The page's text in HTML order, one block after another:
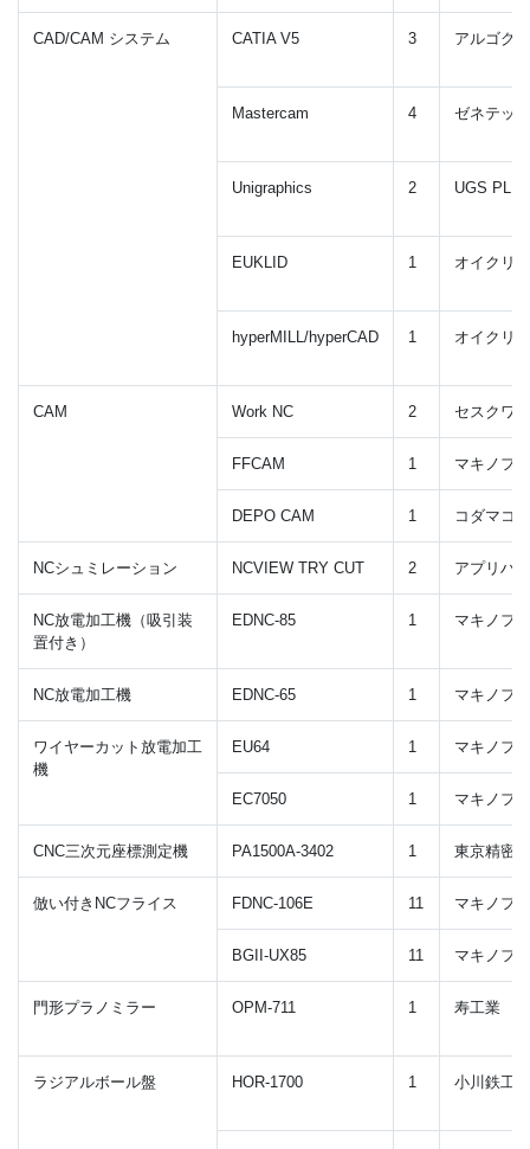
CAD/CAM システム CATIA V5 3 アルゴグ
Mastercam 4 ゼネテック
Unigraphics 2 UGS PLM
EUKLID 1 オイクリ
hyperMILL/hyperCAD 1 オイクリ
CAM Work NC 2 セスクワ
FFCAM 1 マキノフ
DEPO CAM 1 コダマコ
NCシュミレーション NCVIEW TRY CUT 2 アプリハ
NC放電加工機（吸引装
置付き）
EDNC-85 1 マキノフ
NC放電加工機 EDNC-65 1 マキノフ
ワイヤーカット放電加工
機
EU64 1 マキノフ
EC7050 1 マキノフ
CNC三次元座標測定機 PA1500A-3402 1 東京精密
倣い付きNCフライス FDNC-106E 11 マキノフ
BGII-UX85 11 マキノフ
門形プラノミラー OPM-711 1 寿工業
ラジアルボール盤 HOR-1700 1 小川鉄工